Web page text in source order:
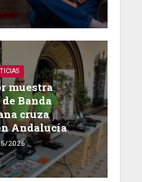
muestra
Banda
cruza
Andalucía
2026